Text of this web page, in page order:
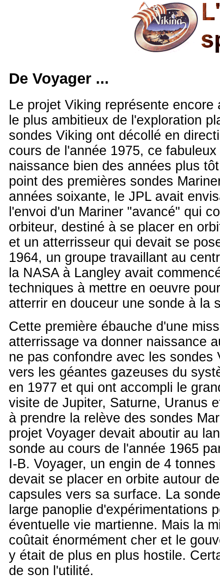
De Voyager ...
Le projet Viking représente encore
le plus ambitieux de l'exploration
sondes Viking ont décollé en
cours de l'année 1975, ce
naissance bien des années plus
point des premières sondes
années soixante, le JPL avait
l'envoi d'un Mariner "avancé" qui
orbiteur, destiné à se placer en
et un atterrisseur qui devait se
1964, un groupe travaillant au
la NASA à Langley avait
techniques à mettre en oeuvre
atterrir en douceur une sonde à la
Cette première ébauche d'une
atterrissage va donner naissance
ne pas confondre avec les sondes
vers les géantes gazeuses du
en 1977 et qui ont accompli le
visite de Jupiter, Saturne, Uranus
à prendre la relève des sondes
projet Voyager devait aboutir au
sonde au cours de l'année 1965
I-B. Voyager, un engin de 4
devait se placer en orbite autour
capsules vers sa surface. La
large panoplie d'expérimentations
éventuelle vie martienne. Mais la
coûtait énormément cher et le
y était de plus en plus hostile.
de son l'utilité.